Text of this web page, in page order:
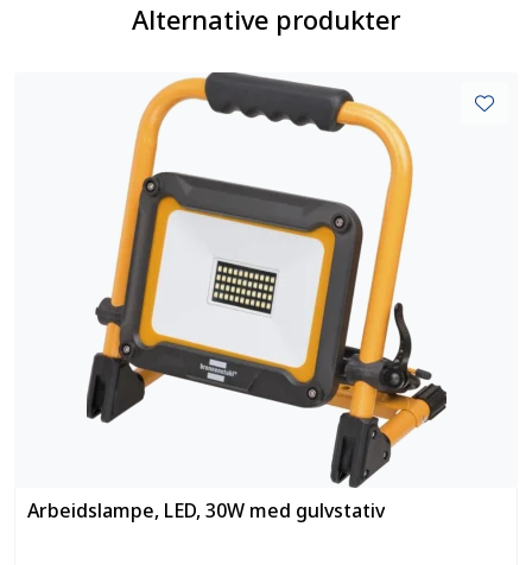
Alternative produkter
Arbeidslampe, LED, 30W med gulvstativ